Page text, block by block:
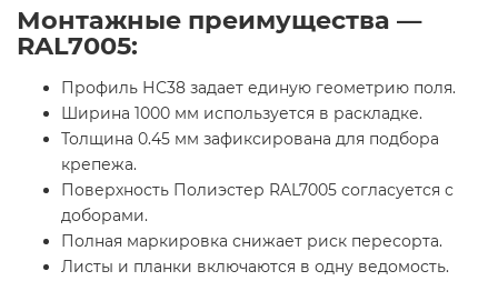
Монтажные преимущества —
RAL7005:
Профиль НС38 задает единую геометрию поля.
Ширина 1000 мм используется в раскладке.
Толщина 0.45 мм зафиксирована для подбора
крепежа.
Поверхность Полиэстер RAL7005 согласуется с
доборами.
Полная маркировка снижает риск пересорта.
Листы и планки включаются в одну ведомость.